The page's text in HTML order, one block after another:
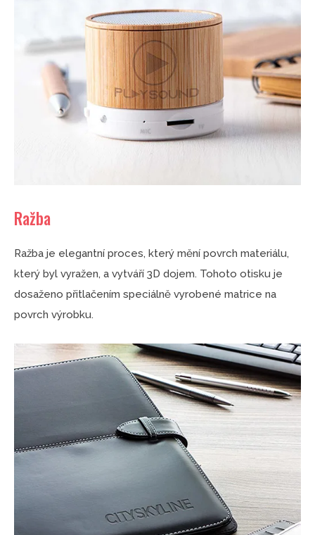
Ražba
Ražba je elegantní proces, který mění povrch materiálu,
který byl vyražen, a vytváří 3D dojem. Tohoto otisku je
dosaženo přitlačením speciálně vyrobené matrice na
povrch výrobku.